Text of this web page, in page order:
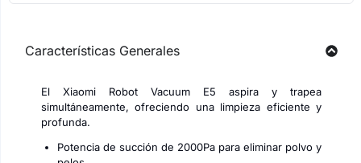
Características Generales
El Xiaomi Robot Vacuum E5 aspira y trapea
simultáneamente, ofreciendo una limpieza eficiente y
profunda.
Potencia de succión de 2000Pa para eliminar polvo y